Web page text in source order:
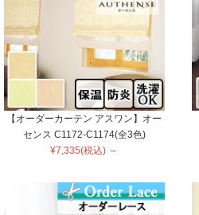
【オーダーカーテン アスワン】オー
センス C1172-C1174(全3色)
¥7,335(税込) ～